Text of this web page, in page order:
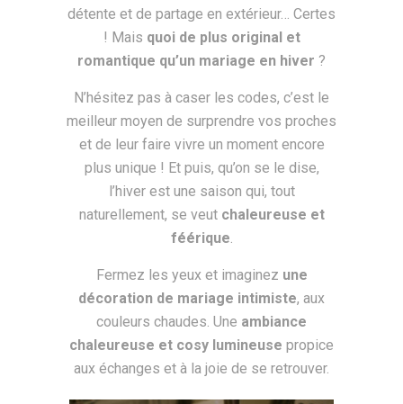
détente et de partage en extérieur… Certes
! Mais quoi de plus original et
romantique qu’un mariage en hiver ?
N’hésitez pas à caser les codes, c’est le
meilleur moyen de surprendre vos proches
et de leur faire vivre un moment encore
plus unique ! Et puis, qu’on se le dise,
l’hiver est une saison qui, tout
naturellement, se veut chaleureuse et
féérique.
Fermez les yeux et imaginez une
décoration de mariage intimiste, aux
couleurs chaudes. Une ambiance
chaleureuse et cosy lumineuse propice
aux échanges et à la joie de se retrouver.